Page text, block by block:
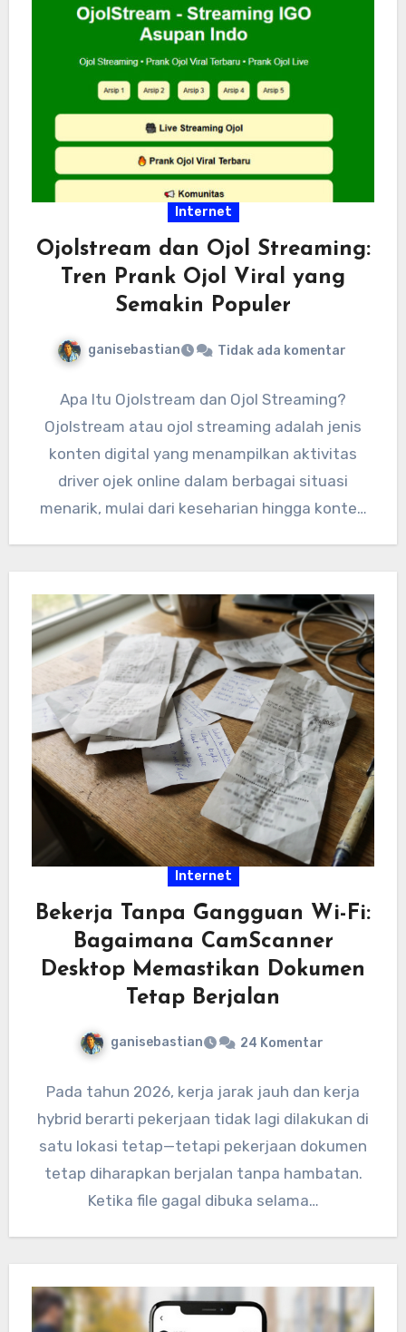
Internet
Ojolstream dan Ojol Streaming:
Tren Prank Ojol Viral yang
Semakin Populer
ganisebastian Tidak ada komentar
Apa Itu Ojolstream dan Ojol Streaming?
Ojolstream atau ojol streaming adalah jenis
konten digital yang menampilkan aktivitas
driver ojek online dalam berbagai situasi
menarik, mulai dari keseharian hingga konten
Internet
Bekerja Tanpa Gangguan Wi-Fi:
Bagaimana CamScanner
Desktop Memastikan Dokumen
Tetap Berjalan
ganisebastian 24 Komentar
Pada tahun 2026, kerja jarak jauh dan kerja
hybrid berarti pekerjaan tidak lagi dilakukan di
satu lokasi tetap—tetapi pekerjaan dokumen
tetap diharapkan berjalan tanpa hambatan.
Ketika file gagal dibuka selama…